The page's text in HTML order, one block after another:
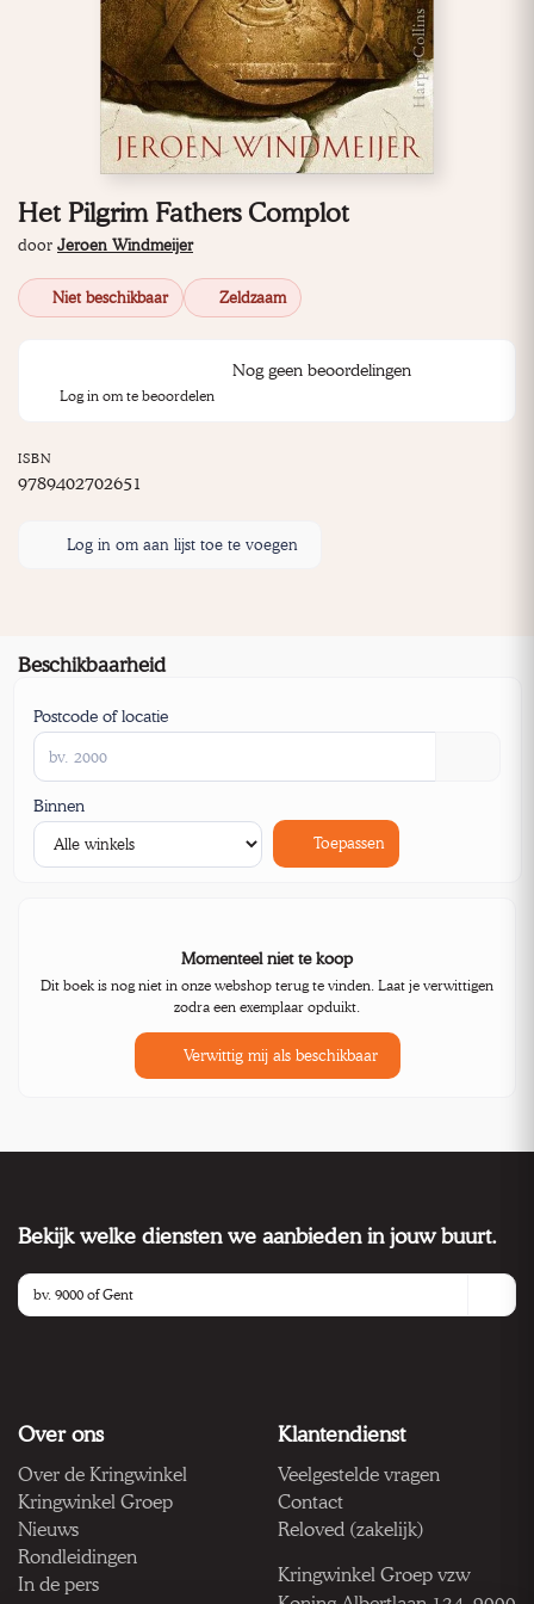
Het Pilgrim Fathers Complot
door Jeroen Windmeijer
Niet beschikbaar Zeldzaam
Nog geen beoordelingen
Log in om te beoordelen
ISBN
9789402702651
Log in om aan lijst toe te voegen
Beschikbaarheid
Postcode of locatie
Binnen
Toepassen
Momenteel niet te koop
Dit boek is nog niet in onze webshop terug te vinden. Laat je verwittigen
zodra een exemplaar opduikt.
Verwittig mij als beschikbaar
Bekijk welke diensten we aanbieden in jouw buurt.
Over ons
Over de Kringwinkel
Kringwinkel Groep
Nieuws
Rondleidingen
In de pers
Klantendienst
Veelgestelde vragen
Contact
Reloved (zakelijk)
Kringwinkel Groep vzw